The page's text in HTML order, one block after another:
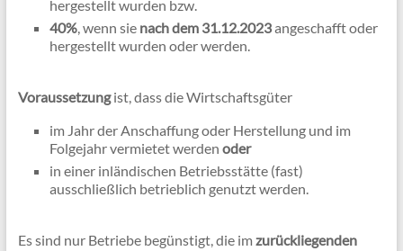
hergestellt wurden bzw.
40%, wenn sie nach dem 31.12.2023angeschafft oder
hergestellt wurden oder werden.
Voraussetzungist, dass die Wirtschaftsgüter
im Jahr der Anschaffung oder Herstellung und im
Folgejahr vermietet werden oder
in einer inländischen Betriebsstätte (fast)
ausschließlich betrieblich genutzt werden.
Es sind nur Betriebe begünstigt, die imzurückliegenden